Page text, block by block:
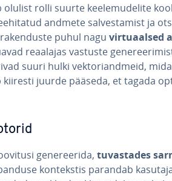
olulist rolli suurte kee­le­mu­de­lite
andmete sal­ves­ta­mist ja
puhul nagu vir­tuaal­sed
reaalajas vastuste
suuri hulki vek­to­ri­and­meid,
juurde pääseda, et tagada
ge­ne­ree­rida, tu­vas­ta­des
kon­teks­tis parandab